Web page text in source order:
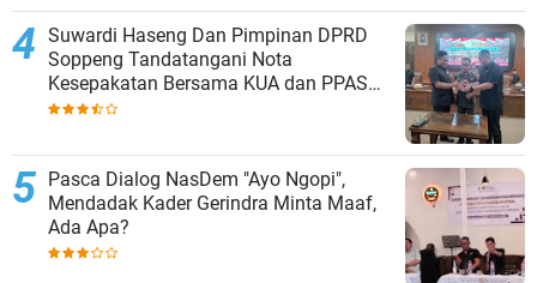
Suwardi Haseng Dan Pimpinan DPRD
Soppeng Tandatangani Nota
Kesepakatan Bersama KUA dan PPAS
TA 2027
Pasca Dialog NasDem "Ayo Ngopi",
Mendadak Kader Gerindra Minta Maaf,
Ada Apa?